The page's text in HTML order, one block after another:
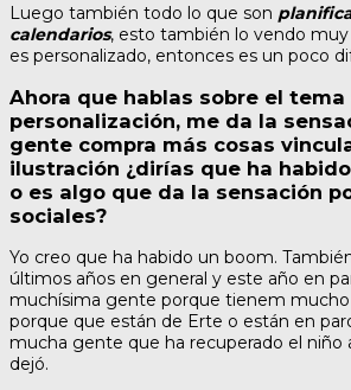
Luego también todo lo que son
calendarios, esto también lo vendo
es personalizado, entonces es un poco
Ahora que hablas sobre el tema
personalización, me da la
gente compra más cosas
ilustración ¿dirías que ha
o es algo que da la sensación
sociales?
Yo creo que ha habido un boom.
últimos años en general y este año en
muchísima gente porque tienem
porque que están de Erte o están en
mucha gente que ha recuperado el niño
dejó.